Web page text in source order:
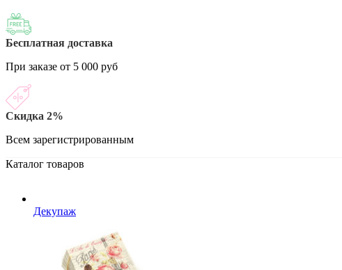
Бесплатная доставка
При заказе от 5 000 руб
Скидка 2%
Всем зарегистрированным
Каталог товаров
Декупаж